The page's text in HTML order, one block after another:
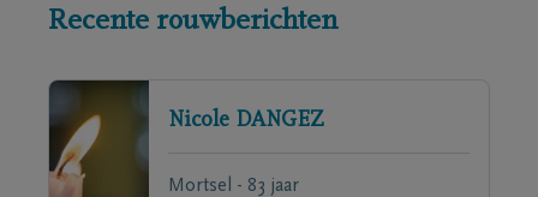
Recente rouwberichten
Nicole DANGEZ
Mortsel - 83 jaar